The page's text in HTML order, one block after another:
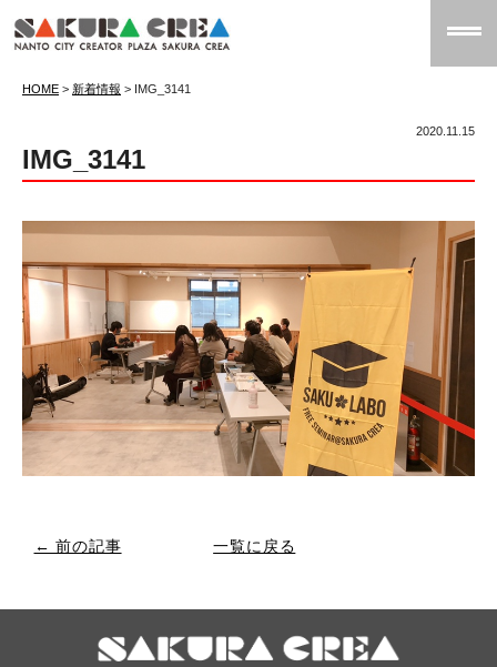
HOME > 新着情報 > IMG_3141
2020.11.15
IMG_3141
← 前の記事 一覧に戻る